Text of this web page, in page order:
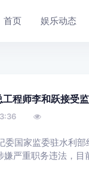
首页 娱乐动态
程师李和跃接受
家监委驻水利部
严重职务违法，